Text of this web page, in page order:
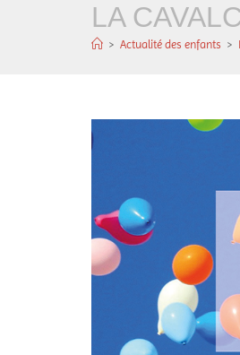
LA
> Actualité des enfants >